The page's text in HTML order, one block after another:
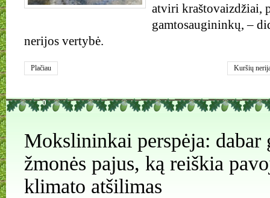
atviri kraštovaizdžiai,
gamtosaugininkų, –
nerijos vertybė.
Plačiau
Kuršių
0
Mokslininkai perspėja: dabar
žmonės pajus, ką reiškia
klimato atšilimas